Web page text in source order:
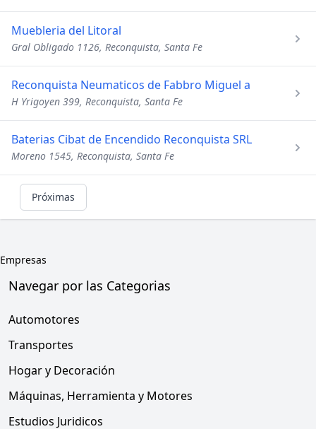
Muebleria del Litoral
Gral Obligado 1126, Reconquista, Santa Fe
Reconquista Neumaticos de Fabbro Miguel a
H Yrigoyen 399, Reconquista, Santa Fe
Baterias Cibat de Encendido Reconquista SRL
Moreno 1545, Reconquista, Santa Fe
Próximas
Empresas
Navegar por las Categorias
Automotores
Transportes
Hogar y Decoración
Máquinas, Herramienta y Motores
Estudios Juridicos